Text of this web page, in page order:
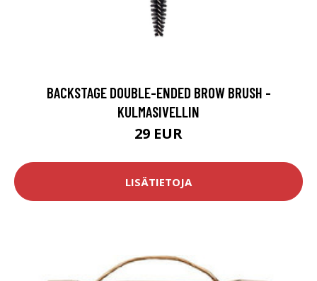
BACKSTAGE DOUBLE-ENDED BROW BRUSH -
KULMASIVELLIN
29 EUR
LISÄTIETOJA